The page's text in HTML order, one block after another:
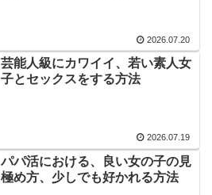
2026.07.20
芸能人級にカワイイ、若い素人女
子とセックスをする方法
2026.07.19
パパ活における、良い女の子の見
極め方、少しでも好かれる方法